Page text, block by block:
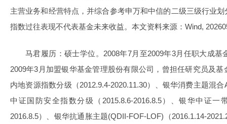
主营业务和经营特点，并综合参考申万和中信的二级三级行业
指数过往表现不代表基金未来收益。本文资料来源：Wind,
马君履历：硕士学位。2008年7月至2009年3月任职大成
2009年3月加盟银华基金管理股份有限公司，曾担任研究员及
内地资源指数分级（2012.9.4-2020.11.30）、银华消费主题混
中证国防安全指数分级（2015.8.6-2016.8.5）、银华中证一
2016.8.5）、银华抗通胀主题(QDII-FOF-LOF)（2016.1.14-